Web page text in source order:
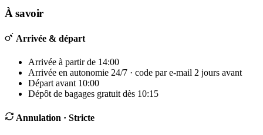
−
À savoir
Arrivée & départ
Arrivée à partir de 14:00
Arrivée en autonomie 24/7 · code par e-mail 2 jours avant
Départ avant 10:00
Dépôt de bagages gratuit dès 10:15
Annulation · Stricte